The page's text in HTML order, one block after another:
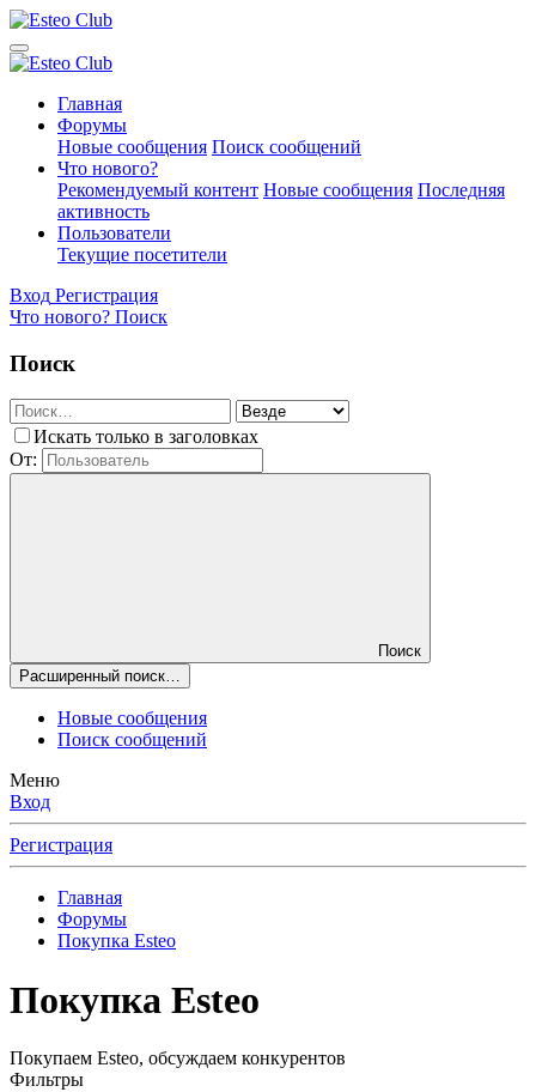
Главная
Форумы
Новые сообщения Поиск сообщений
Что нового?
Рекомендуемый контент Новые сообщения Последняя
активность
Пользователи
Текущие посетители
Вход Регистрация
Что нового? Поиск
Поиск
Искать только в заголовках
От:
Поиск
Расширенный поиск…
Новые сообщения
Поиск сообщений
Меню
Вход
Регистрация
Главная
Форумы
Покупка Esteo
Покупка Esteo
Покупаем Esteo, обсуждаем конкурентов
Фильтры